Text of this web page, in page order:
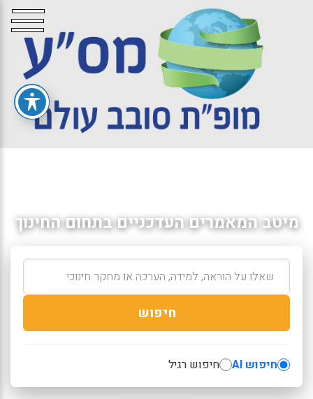
מיטב המאמרים העדכניים בתחום החינוך
חיפוש
חיפוש AI חיפוש רגיל